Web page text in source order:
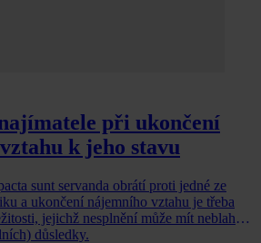
při ukončení
k jeho stavu
sunt servanda obrátí proti jedné ze
a ukončení nájemního vztahu je třeba
jejichž nesplnění může mít neblahé
důsledky.